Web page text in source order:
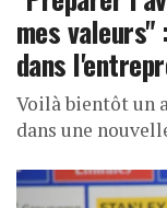
mes
dans
Voilà bientôt un
dans une